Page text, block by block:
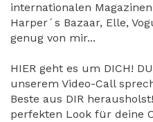
internationalen
Harper´s Bazaar, Elle,
genug von mir...
HIER geht es um DICH!
unserem Video-Call
Beste aus DIR
perfekten Look für deine